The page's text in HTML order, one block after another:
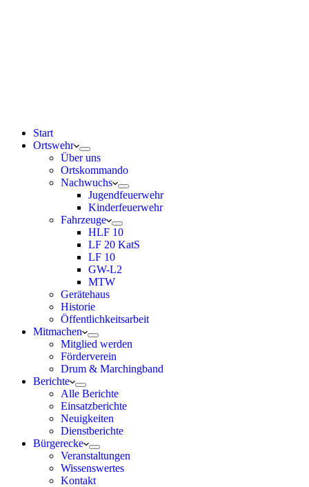
Start
Ortswehr
Über uns
Ortskommando
Nachwuchs
Jugendfeuerwehr
Kinderfeuerwehr
Fahrzeuge
HLF 10
LF 20 KatS
LF 10
GW-L2
MTW
Gerätehaus
Historie
Öffentlichkeitsarbeit
Mitmachen
Mitglied werden
Förderverein
Drum & Marchingband
Berichte
Alle Berichte
Einsatzberichte
Neuigkeiten
Dienstberichte
Bürgerecke
Veranstaltungen
Wissenswertes
Kontakt